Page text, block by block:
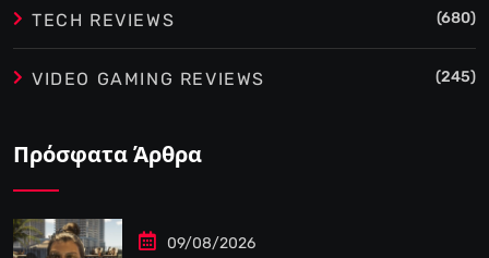
TECH REVIEWS (680)
VIDEO GAMING REVIEWS (245)
Πρόσφατα Άρθρα
09/08/2026